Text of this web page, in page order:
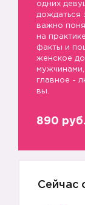
одних
дождаться
важно
на
факты и
женское
главное -
вы.
890 руб.
Сейчас